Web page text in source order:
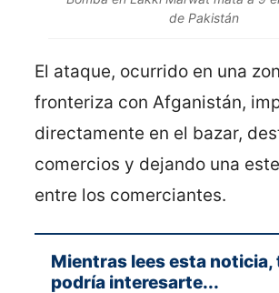
de Pakistán
El ataque, ocurrido en una
fronteriza con Afganistán,
directamente en el bazar,
comercios y dejando una
entre los comerciantes.
Mientras lees esta noticia,
podría interesarte...